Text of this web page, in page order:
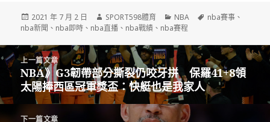
發
佈
期:
2021 年 7 月 2 日
作
者
SPORT598體育
分
類
NBA
標
nba賽事 、
nba新聞 、 nba即時 、 nba直播 、 nba戰績 、 nba賽程
文
章
覽
上一篇文章
上
一
文
NBA》G3韌帶部分撕裂仍咬牙拼 保羅41+8領
太陽捧西區冠軍獎盃：快艇也是我家人
下一篇文章